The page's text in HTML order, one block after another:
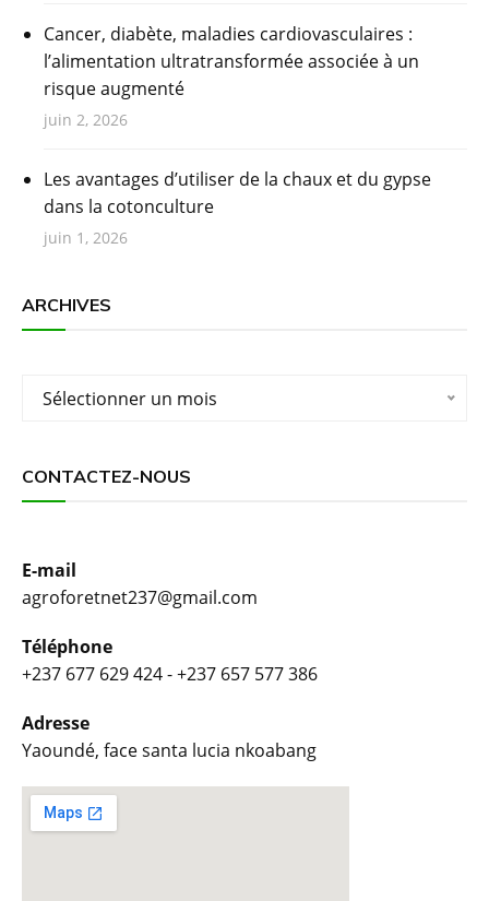
Cancer, diabète, maladies cardiovasculaires :
l’alimentation ultratransformée associée à un
risque augmenté
juin 2, 2026
Les avantages d’utiliser de la chaux et du gypse
dans la cotonculture
juin 1, 2026
ARCHIVES
Archives
Sélectionner un mois
CONTACTEZ-NOUS
E-mail
agroforetnet237@gmail.com
Téléphone
+237 677 629 424 - +237 657 577 386
Adresse
Yaoundé, face santa lucia nkoabang